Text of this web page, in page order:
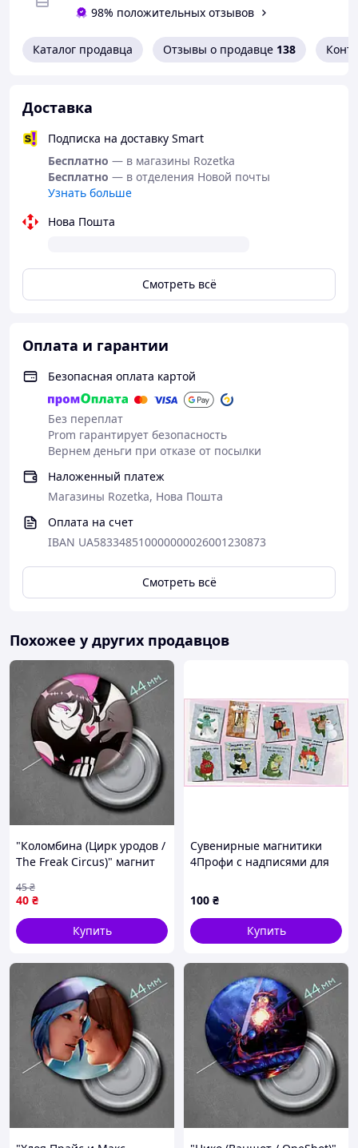
98% положительных отзывов
Каталог продавца Отзывы о продавце 138
Доставка
Подписка на доставку Smart
Бесплатно — в магазины Rozetka
Бесплатно — в отделения Новой почты
Узнать больше
Нова Пошта
Смотреть всё
Оплата и гарантии
Безопасная оплата картой
Без переплат
Prom гарантирует безопасность
Вернем деньги при отказе от посылки
Наложенный платеж
Магазины Rozetka, Нова Пошта
Оплата на счет
IBAN UA583348510000000026001230873
Смотреть всё
Похожее у других продавцов
"Коломбина (Цирк уродов /
The Freak Circus)" магнит
40 ₴
45₴
Купить
Сувенирные магнитики
4Профи с надписями для
100 ₴
Купить